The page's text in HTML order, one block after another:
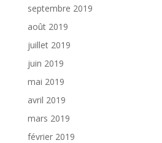
septembre 2019
août 2019
juillet 2019
juin 2019
mai 2019
avril 2019
mars 2019
février 2019